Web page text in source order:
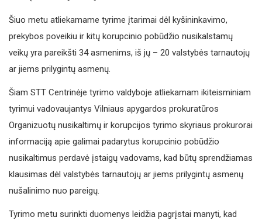
Šiuo metu atliekamame tyrime įtarimai dėl kyšininkavimo,
prekybos poveikiu ir kitų korupcinio pobūdžio nusikalstamų
veikų yra pareikšti 34 asmenims, iš jų – 20 valstybės tarnautojų
ar jiems prilygintų asmenų.
Šiam STT Centrinėje tyrimo valdyboje atliekamam ikiteisminiam
tyrimui vadovaujantys Vilniaus apygardos prokuratūros
Organizuotų nusikaltimų ir korupcijos tyrimo skyriaus prokurorai
informaciją apie galimai padarytus korupcinio pobūdžio
nusikaltimus perdavė įstaigų vadovams, kad būtų sprendžiamas
klausimas dėl valstybės tarnautojų ar jiems prilygintų asmenų
nušalinimo nuo pareigų.
Tyrimo metu surinkti duomenys leidžia pagrįstai manyti, kad